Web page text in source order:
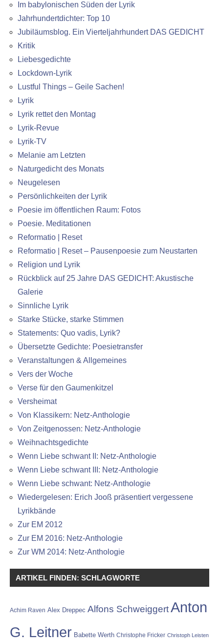
Im babylonischen Süden der Lyrik
Jahrhundertdichter: Top 10
Jubiläumsblog. Ein Vierteljahrhundert DAS GEDICHT
Kritik
Liebesgedichte
Lockdown-Lyrik
Lustful Things – Geile Sachen!
Lyrik
Lyrik rettet den Montag
Lyrik-Revue
Lyrik-TV
Melanie am Letzten
Naturgedicht des Monats
Neugelesen
Persönlichkeiten der Lyrik
Poesie im öffentlichen Raum: Fotos
Poesie. Meditationen
Reformatio | Reset
Reformatio | Reset – Pausenpoesie zum Neustarten
Religion und Lyrik
Rückblick auf 25 Jahre DAS GEDICHT: Akustische
Galerie
Sinnliche Lyrik
Starke Stücke, starke Stimmen
Statements: Quo vadis, Lyrik?
Übersetzte Gedichte: Poesietransfer
Veranstaltungen & Allgemeines
Vers der Woche
Verse für den Gaumenkitzel
Versheimat
Von Klassikern: Netz-Anthologie
Von Zeitgenossen: Netz-Anthologie
Weihnachtsgedichte
Wenn Liebe schwant II: Netz-Anthologie
Wenn Liebe schwant III: Netz-Anthologie
Wenn Liebe schwant: Netz-Anthologie
Wiedergelesen: Erich Jooß präsentiert vergessene
Lyrikbände
Zur EM 2012
Zur EM 2016: Netz-Anthologie
Zur WM 2014: Netz-Anthologie
ARTIKEL FINDEN: SCHLAGWORTE
Achim Raven Alex Dreppec Alfons SchweiggertAnton
G. Leitner Babette Werth Christophe Fricker Christoph Leisten